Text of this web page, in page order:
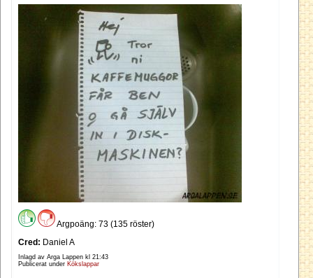
Argpoäng: 73 (135 röster)
Cred: Daniel A
Inlagd av Arga Lappen kl 21:43
Publicerat under Kökslappar